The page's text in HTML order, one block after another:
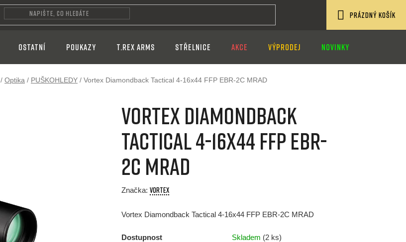
KOŠÍK
PRÁZDNÝ KOŠÍK
OSTATNÍ POUKAZY T.REX ARMS STŘELNICE AKCE VÝPRODEJ NOVINKY
Domů
/ Optika / PUŠKOHLEDY / Vortex Diamondback Tactical 4-16x44 FFP EBR-2C MRAD
Vortex Diamondback
Tactical 4-16x44 FFP EBR-
2C MRAD
Značka: VORTEX
Vortex Diamondback Tactical 4-16x44 FFP EBR-2C MRAD
Dostupnost Skladem (2 ks)